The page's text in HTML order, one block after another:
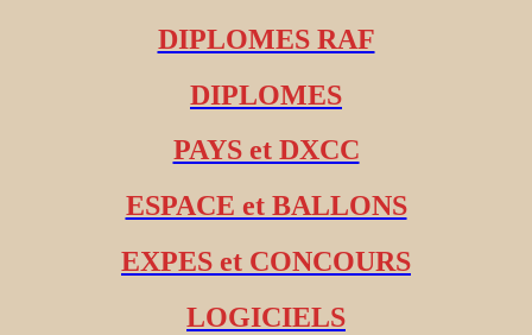
DIPLOMES RAF
DIPLOMES
PAYS et DXCC
ESPACE et BALLONS
EXPES et CONCOURS
LOGICIELS